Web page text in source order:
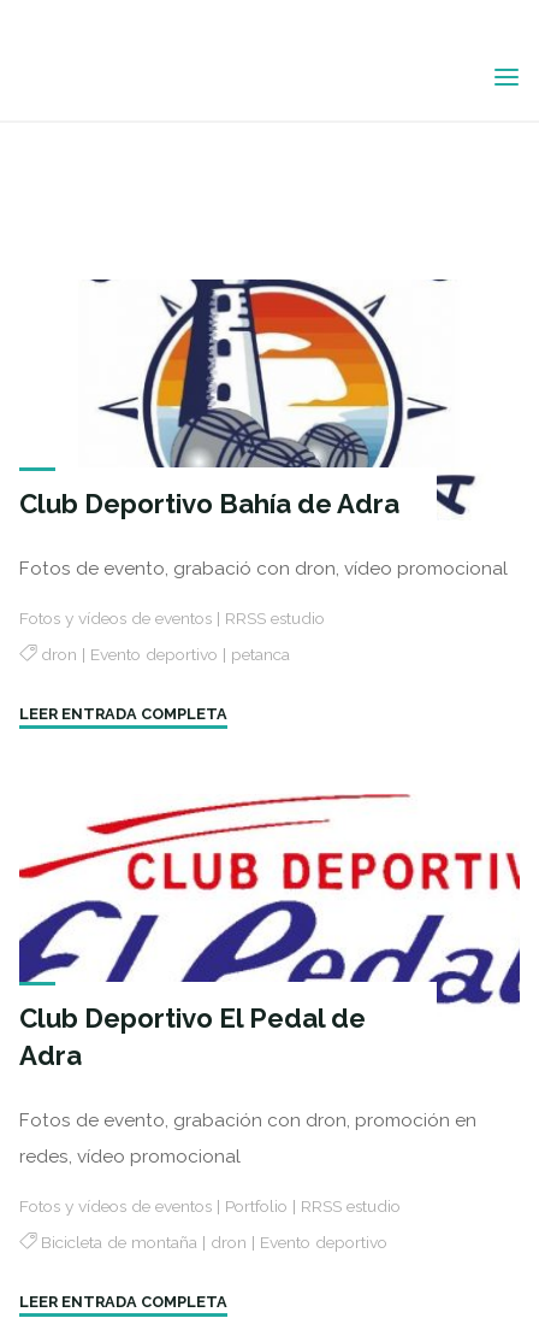
Club Deportivo Bahía de Adra
Fotos de evento, grabació con dron, vídeo promocional
Fotos y vídeos de eventos | RRSS estudio
dron | Evento deportivo | petanca
LEER ENTRADA COMPLETA
de
Adra"
Club Deportivo El Pedal de
Adra
Fotos de evento, grabación con dron, promoción en
redes, vídeo promocional
Fotos y vídeos de eventos | Portfolio | RRSS estudio
Bicicleta de montaña | dron | Evento deportivo
LEER ENTRADA COMPLETA